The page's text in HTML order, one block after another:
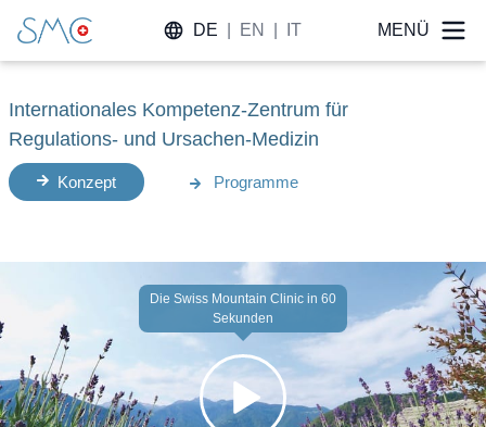
DE EN IT MENÜ
Internationales Kompetenz-Zentrum für
Regulations- und Ursachen-Medizin
Konzept Programme
Die Swiss Mountain Clinic in 60
Sekunden